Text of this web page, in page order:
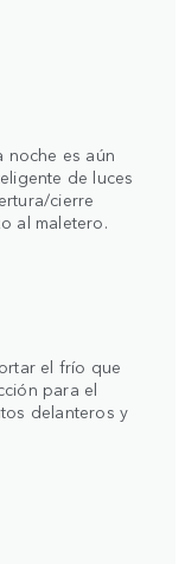
noche es aún
de luces
cierre
al maletero.
el frío que
para el
delanteros y